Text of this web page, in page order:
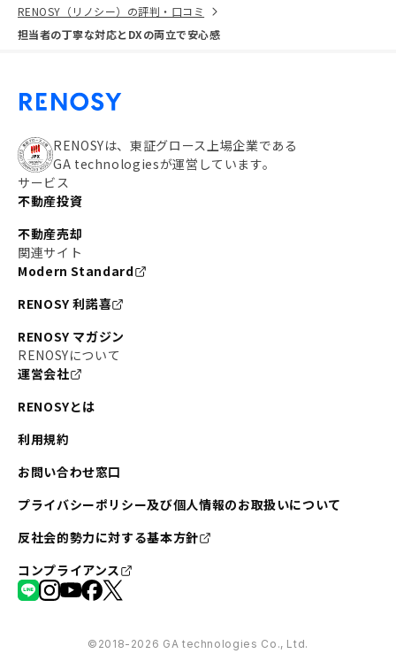
RENOSY（リノシー）の評判・口コミ
担当者の丁寧な対応とDXの両立で安心感
RENOSYは、東証グロース上場企業である
GA technologiesが運営しています。
サービス
不動産投資
不動産売却
関連サイト
Modern Standard
RENOSY 利諾喜
RENOSY マガジン
RENOSYについて
運営会社
RENOSYとは
利用規約
お問い合わせ窓口
プライバシーポリシー及び個人情報のお取扱いについて
反社会的勢力に対する基本方針
コンプライアンス
©︎2018-2026 GA technologies Co., Ltd.